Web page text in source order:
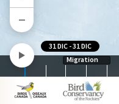
Migration
31 DIC -31 DIC